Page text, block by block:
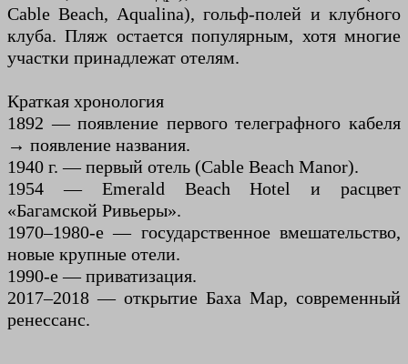
Cable Beach, Aqualina), гольф-полей и клубного
клуба. Пляж остается популярным, хотя многие
участки принадлежат отелям.
Краткая хронология
1892 — появление первого телеграфного кабеля
→ появление названия.
1940 г. — первый отель (Cable Beach Manor).
1954 — Emerald Beach Hotel и расцвет
«Багамской Ривьеры».
1970–1980-е — государственное вмешательство,
новые крупные отели.
1990-е — приватизация.
2017–2018 — открытие Баха Мар, современный
ренессанс.